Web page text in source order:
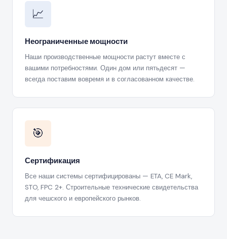
📈
Неограниченные мощности
Наши производственные мощности растут вместе с
вашими потребностями. Один дом или пятьдесят —
всегда поставим вовремя и в согласованном качестве.
🎯
Сертификация
Все наши системы сертифицированы — ETA, CE Mark,
STO, FPC 2+. Строительные технические свидетельства
для чешского и европейского рынков.